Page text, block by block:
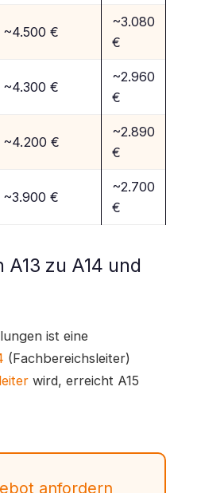
~4.500 €
~3.080
€
~4.300 €
~2.960
€
~4.200 €
~2.890
€
~3.900 €
~2.700
€
A13 zu A14 und
ist eine
(Fachbereichsleiter)
wird, erreicht A15
anfordern